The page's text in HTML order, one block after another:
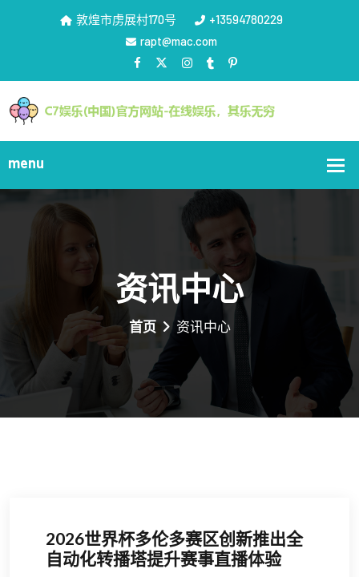
敦煌市虏展村170号
+13594780229
rapt@mac.com
资讯中心
首页 资讯中心
2026世界杯多伦多赛区创新推出全
自动化转播塔提升赛事直播体验